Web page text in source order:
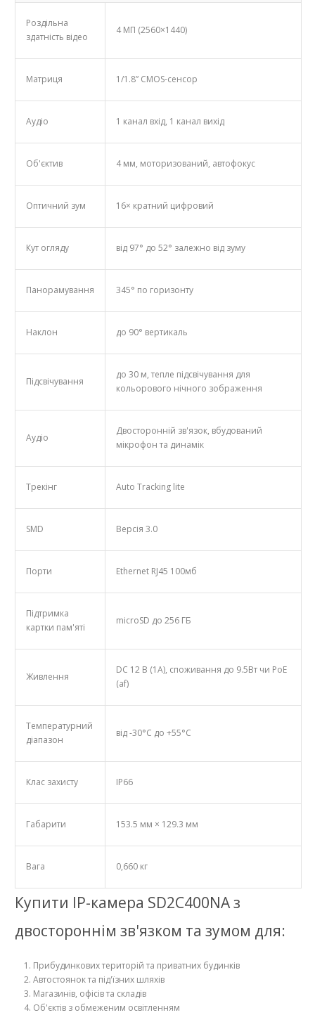
Роздільна
здатність відео
4 МП (2560×1440)
Матриця 1/1.8” CMOS-сенсор
Аудіо 1 канал вхід, 1 канал вихід
Об'єктив 4 мм, моторизований, автофокус
Оптичний зум 16× кратний цифровий
Кут огляду від 97° до 52° залежно від зуму
Панорамування 345° по горизонту
Наклон до 90° вертикаль
Підсвічування
до 30 м, тепле підсвічування для
кольорового нічного зображення
Аудіо
Двосторонній зв'язок, вбудований
мікрофон та динамік
Трекінг Auto Tracking lite
SMD Версія 3.0
Порти Ethernet RJ45 100мб
Підтримка
картки пам'яті
microSD до 256 ГБ
Живлення
DC 12 В (1А), споживання до 9.5Вт чи PoE
(af)
Температурний
діапазон
від -30°C до +55°C
Клас захисту IP66
Габарити 153.5 мм × 129.3 мм
Вага 0,660 кг
Купити IP-камера SD2C400NA з
двостороннім зв'язком та зумом для:
Прибудинкових територій та приватних будинків
Автостоянок та під'їзних шляхів
Магазинів, офісів та складів
Об'єктів з обмеженим освітленням